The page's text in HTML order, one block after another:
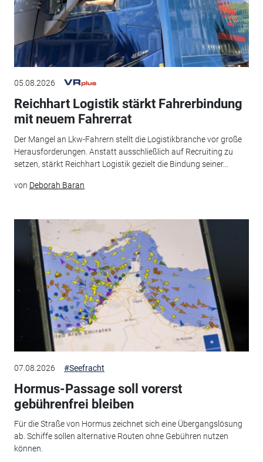
05.08.2026
Reichhart Logistik stärkt Fahrerbindung
mit neuem Fahrerrat
Der Mangel an Lkw-Fahrern stellt die Logistikbranche vor große
Herausforderungen. Anstatt ausschließlich auf Recruiting zu
setzen, stärkt Reichhart Logistik gezielt die Bindung seiner...
von Deborah Baran
07.08.2026 #Seefracht
Hormus-Passage soll vorerst
gebührenfrei bleiben
Für die Straße von Hormus zeichnet sich eine Übergangslösung
ab. Schiffe sollen alternative Routen ohne Gebühren nutzen
können.